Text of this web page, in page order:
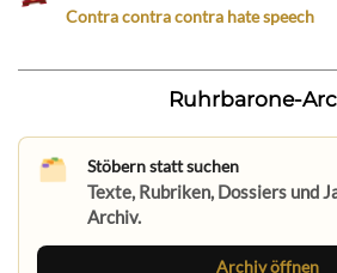
Contra contra contra hate speech
Ruhrbarone-
Stöbern statt suchen
Texte, Rubriken, Dossiers und
Archiv.
Archiv öffnen